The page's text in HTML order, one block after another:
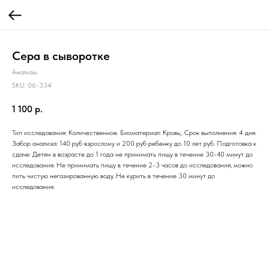
Сера в сыворотке
Анализы
SKU: 06-334
1 100 р.
Тип исследования: Количественное. Биоматериал: Кровь;. Срок выполнения: 4 дня.
Забор анализа: 140 руб взрослому и 200 руб ребенку до 10 лет руб. Подготовка к
сдаче: Детям в возрасте до 1 года не принимать пищу в течение 30-40 минут до
исследования. Не принимать пищу в течение 2-3 часов до исследования, можно
пить чистую негазированную воду. Не курить в течение 30 минут до
исследования.